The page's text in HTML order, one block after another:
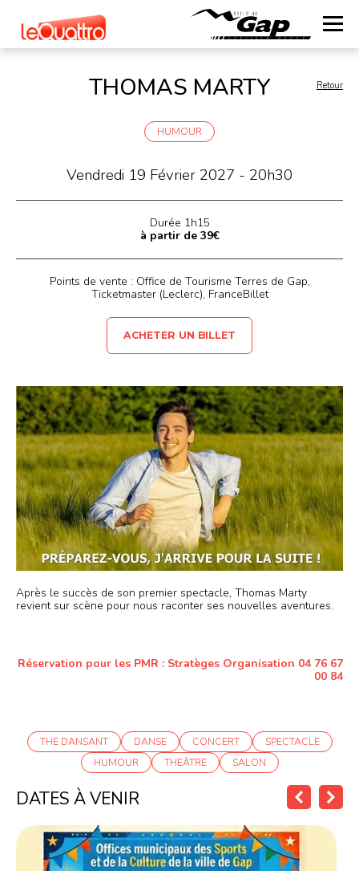
Retour
THOMAS MARTY
HUMOUR
Vendredi 19 Février 2027 - 20h30
Durée 1h15
à partir de 39€
Points de vente : Office de Tourisme Terres de Gap,
Ticketmaster (Leclerc), FranceBillet
ACHETER UN BILLET
Après le succès de son premier spectacle, Thomas Marty
revient sur scène pour nous raconter ses nouvelles aventures.
Réservation pour les PMR : Stratèges Organisation 04 76 67
00 84
THE DANSANT DANSE CONCERT
SPECTACLE
HUMOUR
THEÂTRE SALON
DATES À VENIR